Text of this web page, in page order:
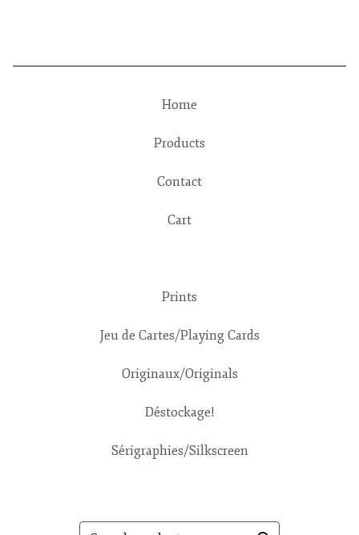
Home
Products
Contact
Cart
Prints
Jeu de Cartes/Playing Cards
Originaux/Originals
Déstockage!
Sérigraphies/Silkscreen
Search